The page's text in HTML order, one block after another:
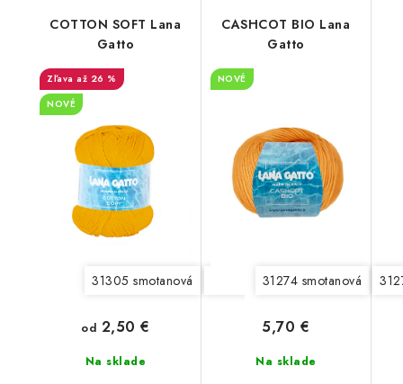
COTTON SOFT Lana
Gatto
až 26 %
NOVÉ
31305 smotanová 31306 svetlá béžová 31307
Na sklade
od 2,50 €
CASHCOT BIO Lana
Gatto
NOVÉ
31274 smotanová
Na sklade
5,70 €